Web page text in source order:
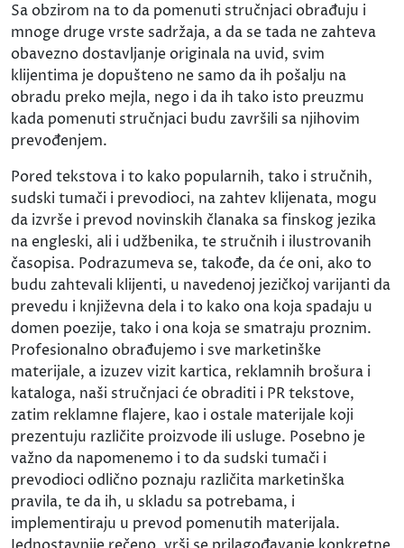
Sa obzirom na to da pomenuti stručnjaci obrađuju i
mnoge druge vrste sadržaja, a da se tada ne zahteva
obavezno dostavljanje originala na uvid, svim
klijentima je dopušteno ne samo da ih pošalju na
obradu preko mejla, nego i da ih tako isto preuzmu
kada pomenuti stručnjaci budu završili sa njihovim
prevođenjem.
Pored tekstova i to kako popularnih, tako i stručnih,
sudski tumači i prevodioci, na zahtev klijenata, mogu
da izvrše i prevod novinskih članaka sa finskog jezika
na engleski, ali i udžbenika, te stručnih i ilustrovanih
časopisa. Podrazumeva se, takođe, da će oni, ako to
budu zahtevali klijenti, u navedenoj jezičkoj varijanti da
prevedu i književna dela i to kako ona koja spadaju u
domen poezije, tako i ona koja se smatraju proznim.
Profesionalno obrađujemo i sve marketinške
materijale, a izuzev vizit kartica, reklamnih brošura i
kataloga, naši stručnjaci će obraditi i PR tekstove,
zatim reklamne flajere, kao i ostale materijale koji
prezentuju različite proizvode ili usluge. Posebno je
važno da napomenemo i to da sudski tumači i
prevodioci odlično poznaju različita marketinška
pravila, te da ih, u skladu sa potrebama, i
implementiraju u prevod pomenutih materijala.